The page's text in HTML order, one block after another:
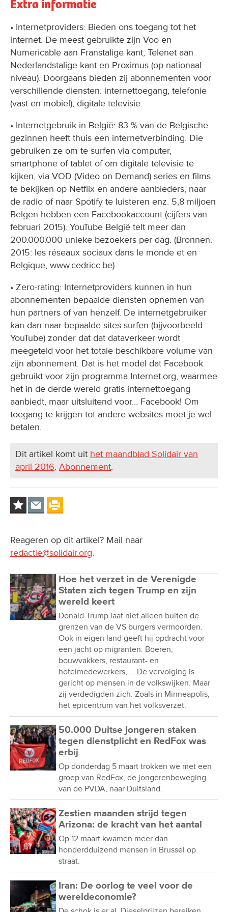
Extra informatie
• Internetproviders: Bieden ons toegang tot het
internet. De meest gebruikte zijn Voo en
Numericable aan Franstalige kant, Telenet aan
Nederlandstalige kant en Proximus (op nationaal
niveau). Doorgaans bieden zij abonnementen voor
verschillende diensten: internettoegang, telefonie
(vast en mobiel), digitale televisie.
• Internetgebruik in België: 83 % van de Belgische
gezinnen heeft thuis een internetverbinding. Die
gebruiken ze om te surfen via computer,
smartphone of tablet of om digitale televisie te
kijken, via VOD (Video on Demand) series en films
te bekijken op Netflix en andere aanbieders, naar
de radio of naar Spotify te luisteren enz. 5,8 miljoen
Belgen hebben een Facebookaccount (cijfers van
februari 2015). YouTube België telt meer dan
200.000.000 unieke bezoekers per dag. (Bronnen:
2015: les réseaux sociaux dans le monde et en
Belgique, www.cedricc.be)
• Zero-rating: Internetproviders kunnen in hun
abonnementen bepaalde diensten opnemen van
hun partners of van henzelf. De internetgebruiker
kan dan naar bepaalde sites surfen (bijvoorbeeld
YouTube) zonder dat dat dataverkeer wordt
meegeteld voor het totale beschikbare volume van
zijn abonnement. Dat is het model dat Facebook
gebruikt voor zijn programma Internet.org, waarmee
het in de derde wereld gratis internettoegang
aanbiedt, maar uitsluitend voor… Facebook! Om
toegang te krijgen tot andere websites moet je wel
betalen.
Dit artikel komt uit het maandblad Solidair van
april 2016. Abonnement.
Reageren op dit artikel? Mail naar
redactie@solidair.org.
Hoe het verzet in de Verenigde
Staten zich tegen Trump en zijn
wereld keert
Donald Trump laat niet alleen buiten de
grenzen van de VS burgers vermoorden.
Ook in eigen land geeft hij opdracht voor
een jacht op migranten. Boeren,
bouwvakkers, restaurant- en
hotelmedewerkers, … De vervolging is
gericht op mensen in de volkswijken. Maar
zij verdedigden zich. Zoals in Minneapolis,
het epicentrum van het volksverzet.
50.000 Duitse jongeren staken
tegen dienstplicht en RedFox was
erbij
Op donderdag 5 maart trokken we met een
groep van RedFox, de jongerenbeweging
van de PVDA, naar Duitsland.
Zestien maanden strijd tegen
Arizona: de kracht van het aantal
Op 12 maart kwamen meer dan
honderdduizend mensen in Brussel op
straat.
Iran: De oorlog te veel voor de
wereldeconomie?